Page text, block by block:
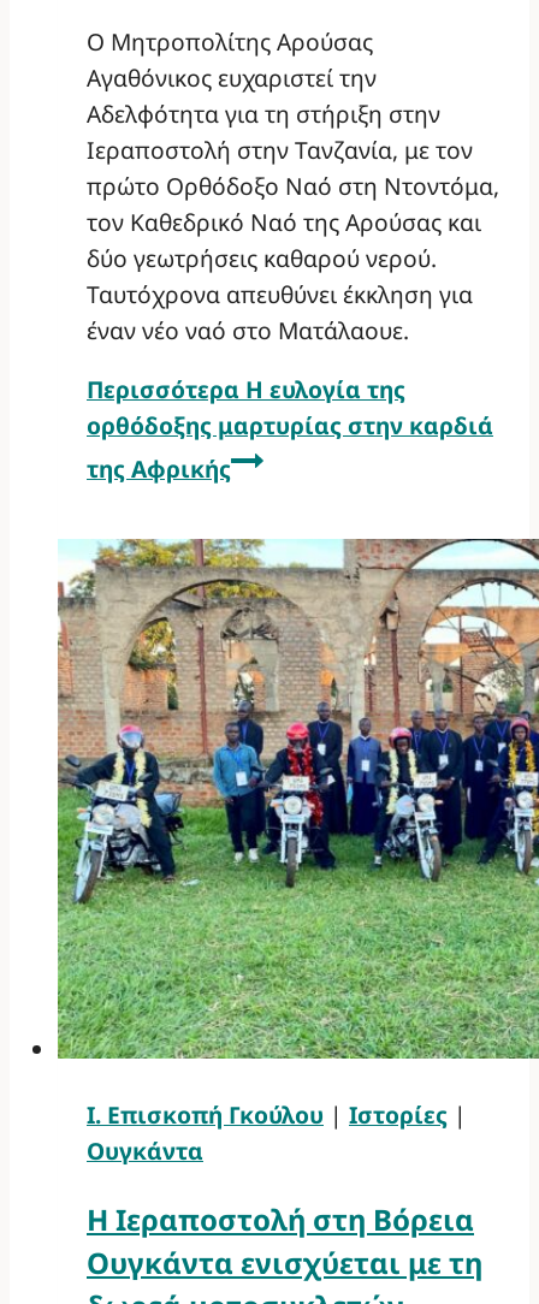
Ο Μητροπολίτης Αρούσας
Αγαθόνικος ευχαριστεί την
Αδελφότητα για τη στήριξη στην
Ιεραποστολή στην Τανζανία, με τον
πρώτο Ορθόδοξο Ναό στη Ντοντόμα,
τον Καθεδρικό Ναό της Αρούσας και
δύο γεωτρήσεις καθαρού νερού.
Ταυτόχρονα απευθύνει έκκληση για
έναν νέο ναό στο Ματάλαουε.
Περισσότερα Η ευλογία της
ορθόδοξης μαρτυρίας στην καρδιά
της Αφρικής
Ι. Επισκοπή Γκούλου | Ιστορίες |
Ουγκάντα
Η Ιεραποστολή στη Βόρεια
Ουγκάντα ενισχύεται με τη